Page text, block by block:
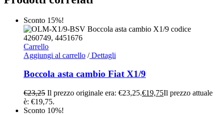
Sconto 15%!
Carrello
Aggiungi al carrello /Dettagli
Boccola asta cambio Fiat X1/9
€23,25 Il prezzo originale era: €23,25.€19,75Il prezzo attuale
è: €19,75.
Sconto 10%!